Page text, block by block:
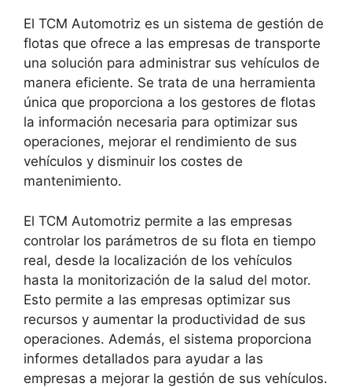
El TCM Automotriz es un sistema de gestión de
flotas que ofrece a las empresas de transporte
una solución para administrar sus vehículos de
manera eficiente. Se trata de una herramienta
única que proporciona a los gestores de flotas
la información necesaria para optimizar sus
operaciones, mejorar el rendimiento de sus
vehículos y disminuir los costes de
mantenimiento.
El TCM Automotriz permite a las empresas
controlar los parámetros de su flota en tiempo
real, desde la localización de los vehículos
hasta la monitorización de la salud del motor.
Esto permite a las empresas optimizar sus
recursos y aumentar la productividad de sus
operaciones. Además, el sistema proporciona
informes detallados para ayudar a las
empresas a mejorar la gestión de sus vehículos.